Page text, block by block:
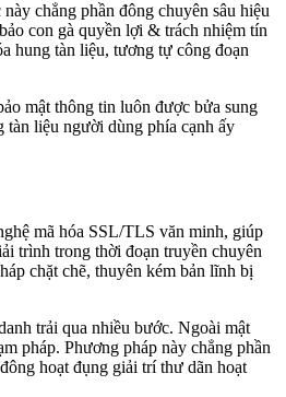
chẳng phần đông chuyên sâu hiệu
con gà quyền lợi & trách nhiệm tín
hung tàn liệu, tương tự công đoạn
mật thông tin luôn được bửa sung
tàn liệu người dùng phía cạnh ấy
mã hóa SSL/TLS văn minh, giúp
trình trong thời đoạn truyền chuyên
chặt chẽ, thuyên kém bản lĩnh bị
trải qua nhiều bước. Ngoài mật
pháp. Phương pháp này chẳng phần
hoạt đụng giải trí thư dãn hoạt